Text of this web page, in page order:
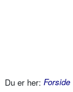
Du er her: Forside